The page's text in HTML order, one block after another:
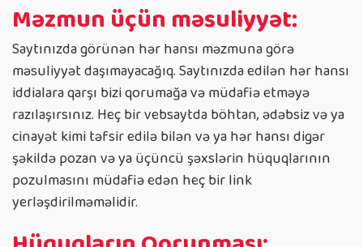
Məzmun üçün məsuliyyət:
Saytınızda görünən hər hansı məzmuna görə
məsuliyyət daşımayacağıq. Saytınızda edilən hər hansı
iddialara qarşı bizi qorumağa və müdafiə etməyə
razılaşırsınız. Heç bir vebsaytda böhtan, ədəbsiz və ya
cinayət kimi təfsir edilə bilən və ya hər hansı digər
şəkildə pozan və ya üçüncü şəxslərin hüquqlarının
pozulmasını müdafiə edən heç bir link
yerləşdirilməməlidir.